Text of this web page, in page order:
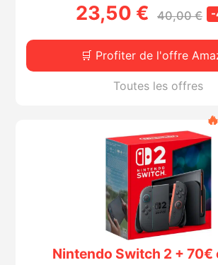
23,50 € 40,00 € -
🛒 Profiter de l'offre
Toutes les offres
Nintendo Switch 2 + 70€